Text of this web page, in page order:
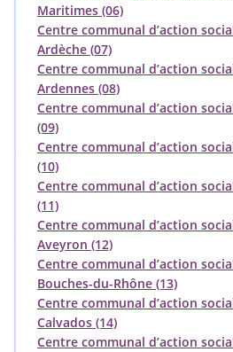
Maritimes (06)
Centre communal d’action
Ardèche (07)
Centre communal d’action
Ardennes (08)
Centre communal d’action
(09)
Centre communal d’action
(10)
Centre communal d’action
(11)
Centre communal d’action
Aveyron (12)
Centre communal d’action
Bouches-du-Rhône (13)
Centre communal d’action
Calvados (14)
Centre communal d’action